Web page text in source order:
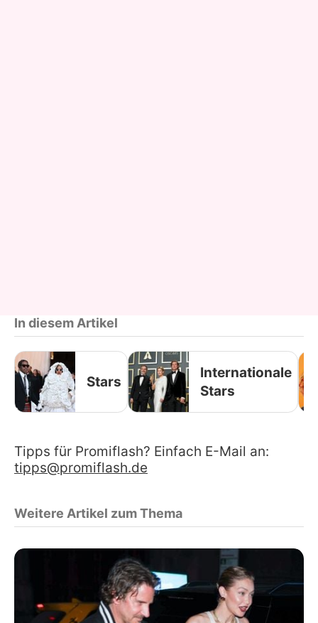
In diesem Artikel
Stars
Internationale
Stars
Tipps für Promiflash? Einfach E-Mail an:
tipps@promiflash.de
Weitere Artikel zum Thema